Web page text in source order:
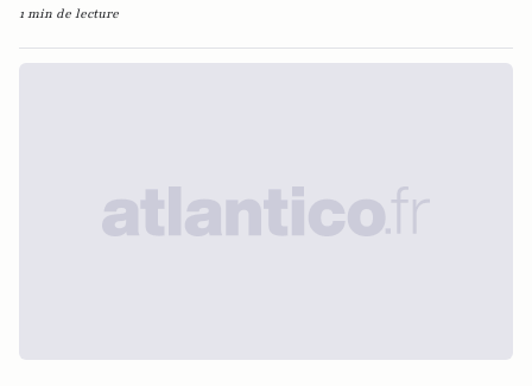
1 min de lecture